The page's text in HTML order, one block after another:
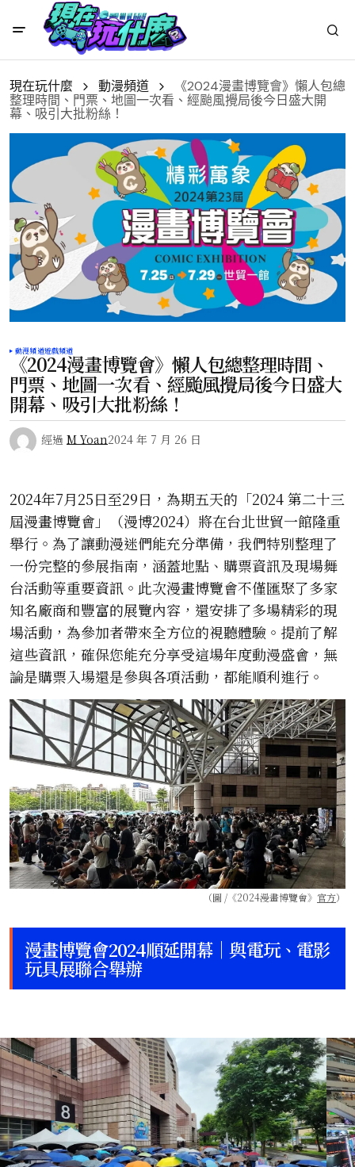
現在玩什麼 動漫頻道
《2024漫畫博覽會》懶人包總
整理時間、門票、地圖一次看、經颱風攪局後今日盛大開
幕、吸引大批粉絲！
動漫頻道遊戲頻道
《2024漫畫博覽會》懶人包總整理時間、
門票、地圖一次看、經颱風攪局後今日盛大
開幕、吸引大批粉絲！
經過 M Yoan2024 年 7 月 26 日
2024年7月25日至29日，為期五天的「2024 第二十三
屆漫畫博覽會」（漫博2024）將在台北世貿一館隆重
舉行。為了讓動漫迷們能充分準備，我們特別整理了
一份完整的參展指南，涵蓋地點、購票資訊及現場舞
台活動等重要資訊。此次漫畫博覽會不僅匯聚了多家
知名廠商和豐富的展覽內容，還安排了多場精彩的現
場活動，為參加者帶來全方位的視聽體驗。提前了解
這些資訊，確保您能充分享受這場年度動漫盛會，無
論是購票入場還是參與各項活動，都能順利進行。
（圖 /《2024漫畫博覽會》 官方）
漫畫博覽會2024順延開幕｜與電玩、電影
玩具展聯合舉辦